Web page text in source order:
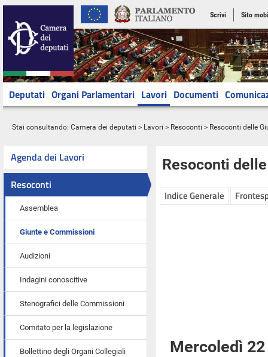
Scrivi Sito
Deputati Organi Parlamentari Lavori Documenti
Stai consultando: Camera dei deputati > Lavori > Resoconti > Resoconti delle
Agenda dei Lavori
Resoconti
Assemblea
Giunte e Commissioni
Audizioni
Indagini conoscitive
Stenografici delle Commissioni
Comitato per la legislazione
Bollettino degli Organi Collegiali
Resoconti
Indice Generale
Mercoledì